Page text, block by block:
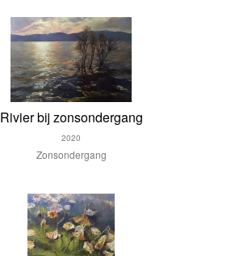
Rivier bij zonsondergang
2020
Zonsondergang